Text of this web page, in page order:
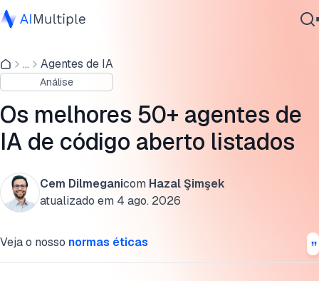
IA Agêntica
Segurança cibernética
Dados
Software Empresarial
Serviços
... Agentes de IA
Análise
Os melhores 50+ agentes de
IA de código aberto listados
Cem Dilmeganicom Hazal Şimşek
atualizado em 4 ago. 2026
Veja o nosso normas éticas
O que exatamente é um agente de IA?
Quando (e quando não) usar agentes de IA
1. Frameworks de agentes (Construa o seu próprio)